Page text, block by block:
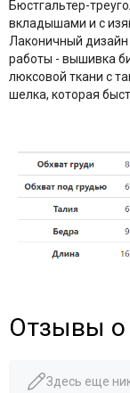
Бюстгальтер-
вкладышами и с
Лаконичный
работы - вышивка
люксовой ткани с
шелка, которая
Отзывы о
Здесь еще